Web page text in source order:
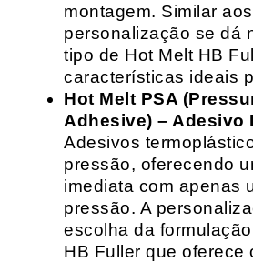
montagem. Similar
personalização se dá
tipo de Hot Melt HB
características ideais
Hot Melt PSA
Adhesive) – Adesivo
Adesivos
pressão, oferecendo
imediata com apenas
pressão. A
escolha da
HB Fuller que oferece